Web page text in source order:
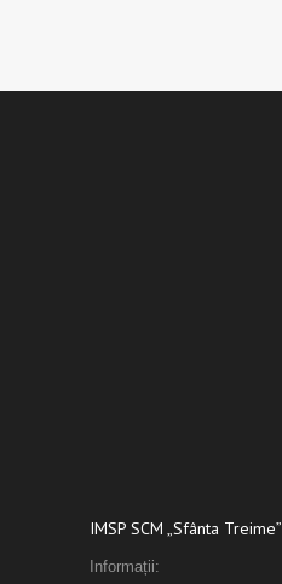
IMSP SCM „Sfânta Treime”
Informații: